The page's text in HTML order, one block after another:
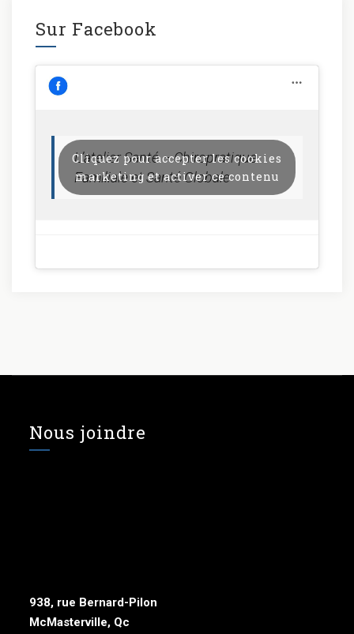
Sur Facebook
L’atelier Santé – Chiropratique
Familiale et Santé Globale
Cliquez pour accepter les cookies
marketing et activer ce contenu
Nous joindre
938, rue Bernard-Pilon
McMasterville, Qc